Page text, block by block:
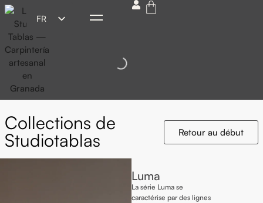
FR
ES
EN
Collections de
Studiotablas
Retour au début
Luma
La série Luma se
caractérise par des lignes